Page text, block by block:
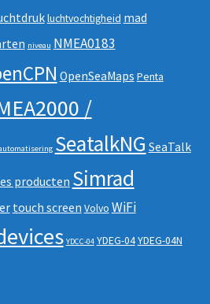
luchtvochtigheid mad
niveau NMEA0183
OpenSeaMaps Penta
/
SeatalkNG SeaTalk
producten Simrad
touch screen Volvo WiFi
YDCC-04 YDEG-04YDEG-04N